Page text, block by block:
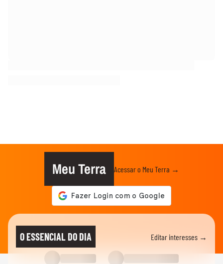
Meu Terra Acessar o Meu Terra →
O ESSENCIAL DO DIA Editar interesses →